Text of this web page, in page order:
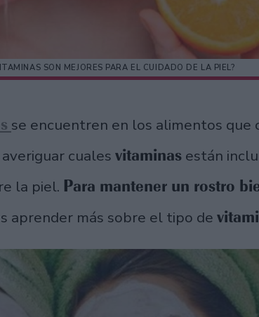
SON MEJORES PARA EL CUIDADO DE LA PIEL?
se encuentren en los alimentos que
cuales vitaminas están
la piel. Para mantener un rostro
aprender más sobre el tipo de